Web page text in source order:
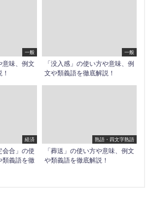
一般
意味、例文
一般
「没入感」の使い方や意味、例
文や類義語を徹底解説！
経済
会合」の使
類義語を徹
熟語・四文字熟語
「葬送」の使い方や意味、例文
や類義語を徹底解説！